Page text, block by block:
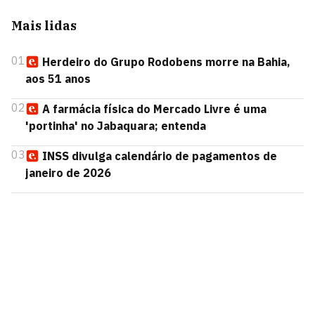
Mais lidas
01
Herdeiro do Grupo Rodobens morre na Bahia,
aos 51 anos
02
A farmácia física do Mercado Livre é uma
'portinha' no Jabaquara; entenda
03
INSS divulga calendário de pagamentos de
janeiro de 2026